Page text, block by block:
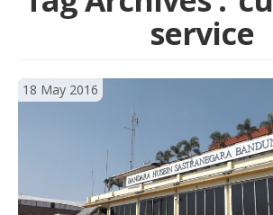
service
18 May 2016